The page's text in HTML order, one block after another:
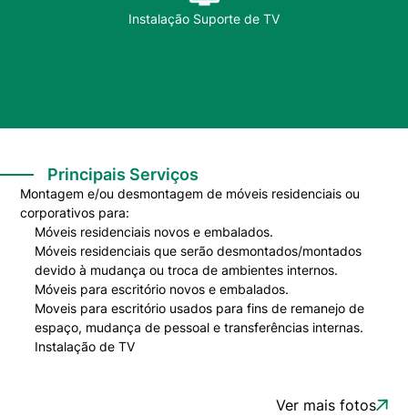
Instalação Suporte de TV
Principais Serviços
Montagem e/ou desmontagem de móveis residenciais ou
corporativos para:
Móveis residenciais novos e embalados.
Móveis residenciais que serão desmontados/montados
devido à mudança ou troca de ambientes internos.
Móveis para escritório novos e embalados.
Moveis para escritório usados para fins de remanejo de
espaço, mudança de pessoal e transferências internas.
Instalação de TV
Ver mais fotos